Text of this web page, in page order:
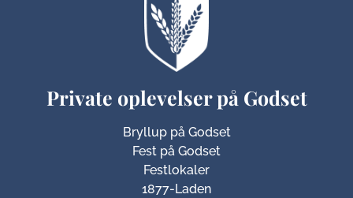
Private oplevelser på Godset
Bryllup på Godset
Fest på Godset
Festlokaler
1877-Laden